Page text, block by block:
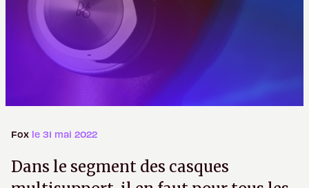
Fox le 31 mai 2022
Dans le segment des casques